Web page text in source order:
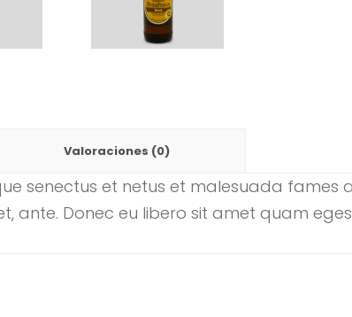
Valoraciones (0)
senectus et netus et malesuada
ante. Donec eu libero sit amet quam